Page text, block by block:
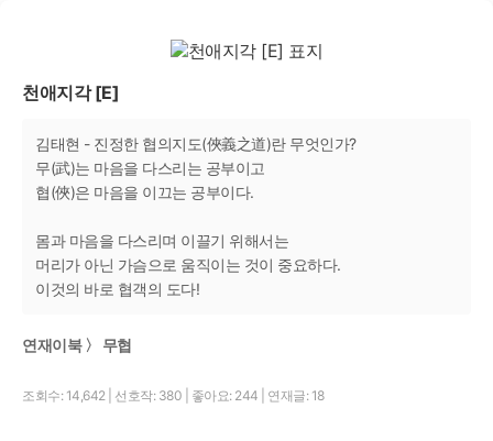
천애지각 [E]
김태현 - 진정한 협의지도(俠義之道)란 무엇인가?
무(武)는 마음을 다스리는 공부이고
협(俠)은 마음을 이끄는 공부이다.
몸과 마음을 다스리며 이끌기 위해서는
머리가 아닌 가슴으로 움직이는 것이 중요하다.
이것의 바로 협객의 도다!
연재이북 〉 무협
조회수: 14,642 선호작: 380 좋아요: 244 연재글: 18